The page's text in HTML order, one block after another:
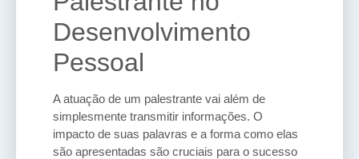
Desenvolvimento
Pessoal
A atuação de um palestrante vai além de
simplesmente transmitir informações. O
impacto de suas palavras e a forma como elas
são apresentadas são cruciais para o sucesso